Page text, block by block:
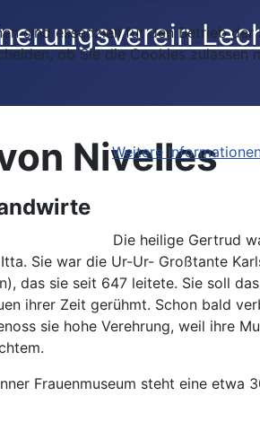
Nivelles
Die heilige Gertrud
Sie war die Ur-Ur- Großtante
das sie seit 647 leitete. Sie soll
ihrer Zeit gerühmt. Schon bald
sie hohe Verehrung, weil ihre
Frauenmuseum steht eine
sind essenziell für den Betrieb
ob Sie die Cookies
Weitere